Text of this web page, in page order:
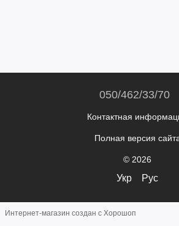
050/462/33/70
Контактная
Полная версия
© 2026
Укр Рус
Интернет-магазин создан с Хорошоп